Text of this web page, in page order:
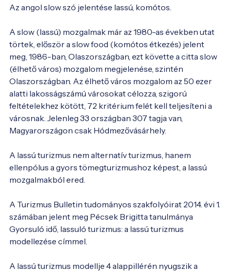
Az angol slow szó jelentése lassú, komótos.
A slow (lassú) mozgalmak már az 1980-as években utat
törtek, először a slow food (komótos étkezés) jelent
meg, 1986-ban, Olaszországban, ezt követte a citta slow
(élhető város) mozgalom megjelenése, szintén
Olaszországban. Az élhető város mozgalom az 50 ezer
alatti lakosságszámú városokat célozza, szigorú
feltételekhez kötött, 72 kritérium felét kell teljesíteni a
városnak. Jelenleg 33 országban 307 tagja van,
Magyarországon csak Hódmezővásárhely.
A lassú turizmus nem alternatív turizmus, hanem
ellenpólus a gyors tömegturizmushoz képest, a lassú
mozgalmakból ered.
A Turizmus Bulletin tudományos szakfolyóirat 2014. évi 1.
számában jelent meg Pécsek Brigitta tanulmánya
Gyorsuló idő, lassuló turizmus: a lassú turizmus
modellezése címmel.
A lassú turizmus modellje 4 alappillérén nyugszik a